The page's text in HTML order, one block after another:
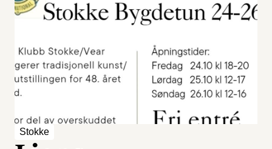
Stokke